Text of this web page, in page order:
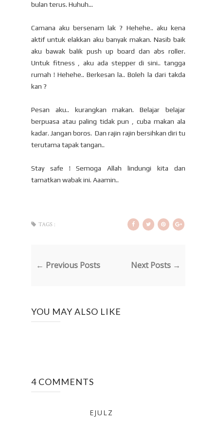
bulan terus. Huhuh...
Camana aku bersenam lak ? Hehehe.. aku kena
aktif untuk elakkan aku banyak makan. Nasib baik
aku bawak balik push up board dan abs roller.
Untuk fitness , aku ada stepper di sini.. tangga
rumah ! Hehehe.. Berkesan la.. Boleh la dari takda
kan ?
Pesan aku.. kurangkan makan. Belajar belajar
berpuasa atau paling tidak pun , cuba makan ala
kadar. Jangan boros. Dan rajin rajin bersihkan diri tu
terutama tapak tangan..
Stay safe ! Semoga Allah lindungi kita dan
tamatkan wabak ini. Aaamin..
TAGS :
← Previous Posts Next Posts →
YOU MAY ALSO LIKE
4 COMMENTS
EJULZ